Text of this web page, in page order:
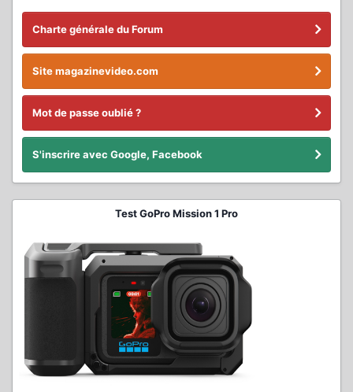
Charte générale du Forum
Site magazinevideo.com
Mot de passe oublié ?
S'inscrire avec Google, Facebook
Test GoPro Mission 1 Pro